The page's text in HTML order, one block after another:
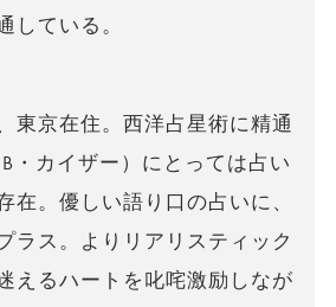
している。
東京在住。西洋占星術に精通
・カイザー）にとっては占い
在。優しい語り口の占いに、
ラス。よりリアリスティック
えるハートを叱咤激励しなが